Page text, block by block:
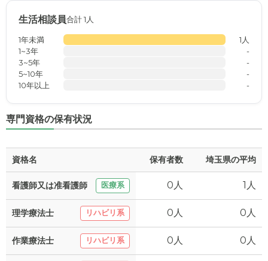
生活相談員合計 1人
1年未満
1人
1~3年
-
3~5年
-
5~10年
-
10年以上
-
専門資格の保有状況
資格名 保有者数 埼玉県の平均
看護師又は准看護師 医療系 0人 1人
理学療法士 リハビリ系 0人 0人
作業療法士 リハビリ系 0人 0人